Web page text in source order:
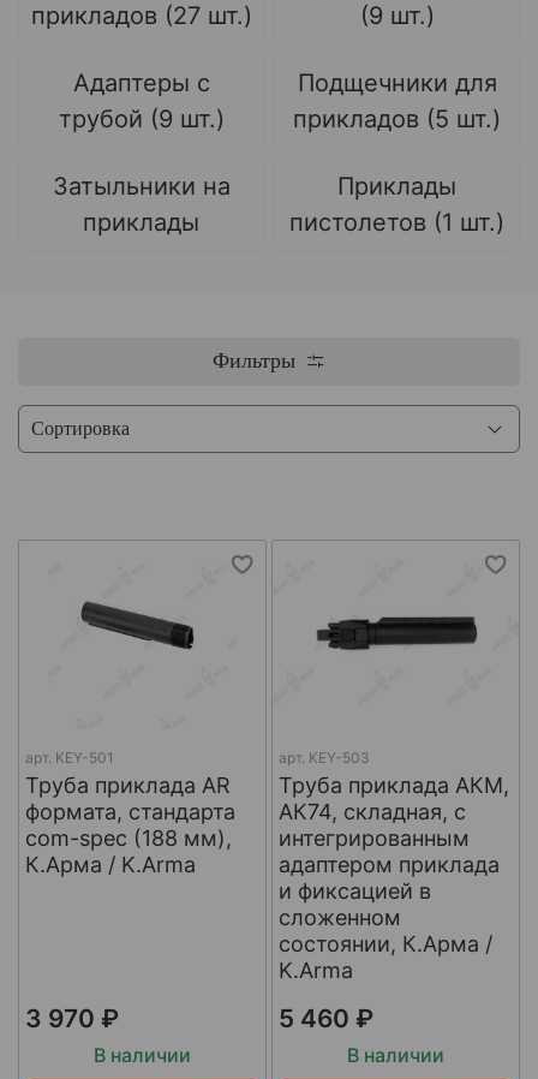
прикладов (27 шт.)
(9 шт.)
Адаптеры с
трубой (9 шт.)
Подщечники для
прикладов (5 шт.)
Затыльники на
приклады
Приклады
пистолетов (1 шт.)
Фильтры
арт. KEY-501
Труба приклада AR
формата, стандарта
com-spec (188 мм),
К.Арма / K.Arma
3 970 ₽
В наличии
арт. KEY-503
Труба приклада АКМ,
АК74, складная, с
интегрированным
адаптером приклада
и фиксацией в
сложенном
состоянии, К.Арма /
K.Arma
5 460 ₽
В наличии